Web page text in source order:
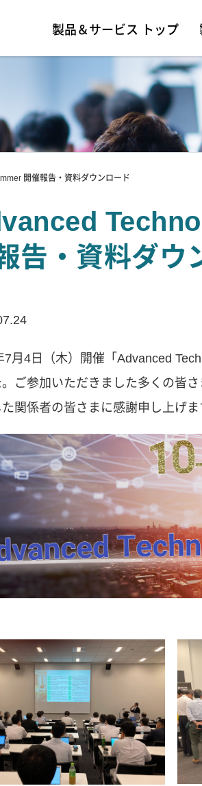
製品＆サービス トップ
開催報告・資料ダウンロード
告・資料ダウ
7月4日（木）開催「Advanced
ご参加いただきました多くの皆
関係者の皆さまに感謝申し上げま